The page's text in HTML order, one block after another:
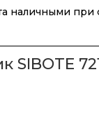
наличными при
SIBOTE